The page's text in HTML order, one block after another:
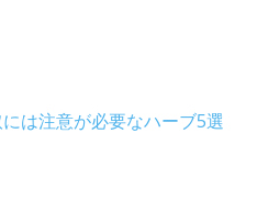
は注意が必要なハーブ5選